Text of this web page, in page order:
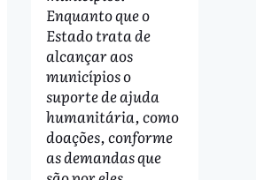
Enquanto que o
Estado trata de
alcançar aos
municípios o
suporte de ajuda
humanitária, como
doações, conforme
as demandas que